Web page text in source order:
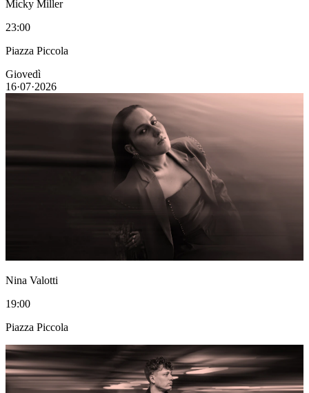
Micky Miller
23:00
Piazza Piccola
Giovedì
16·07·2026
Nina Valotti
19:00
Piazza Piccola